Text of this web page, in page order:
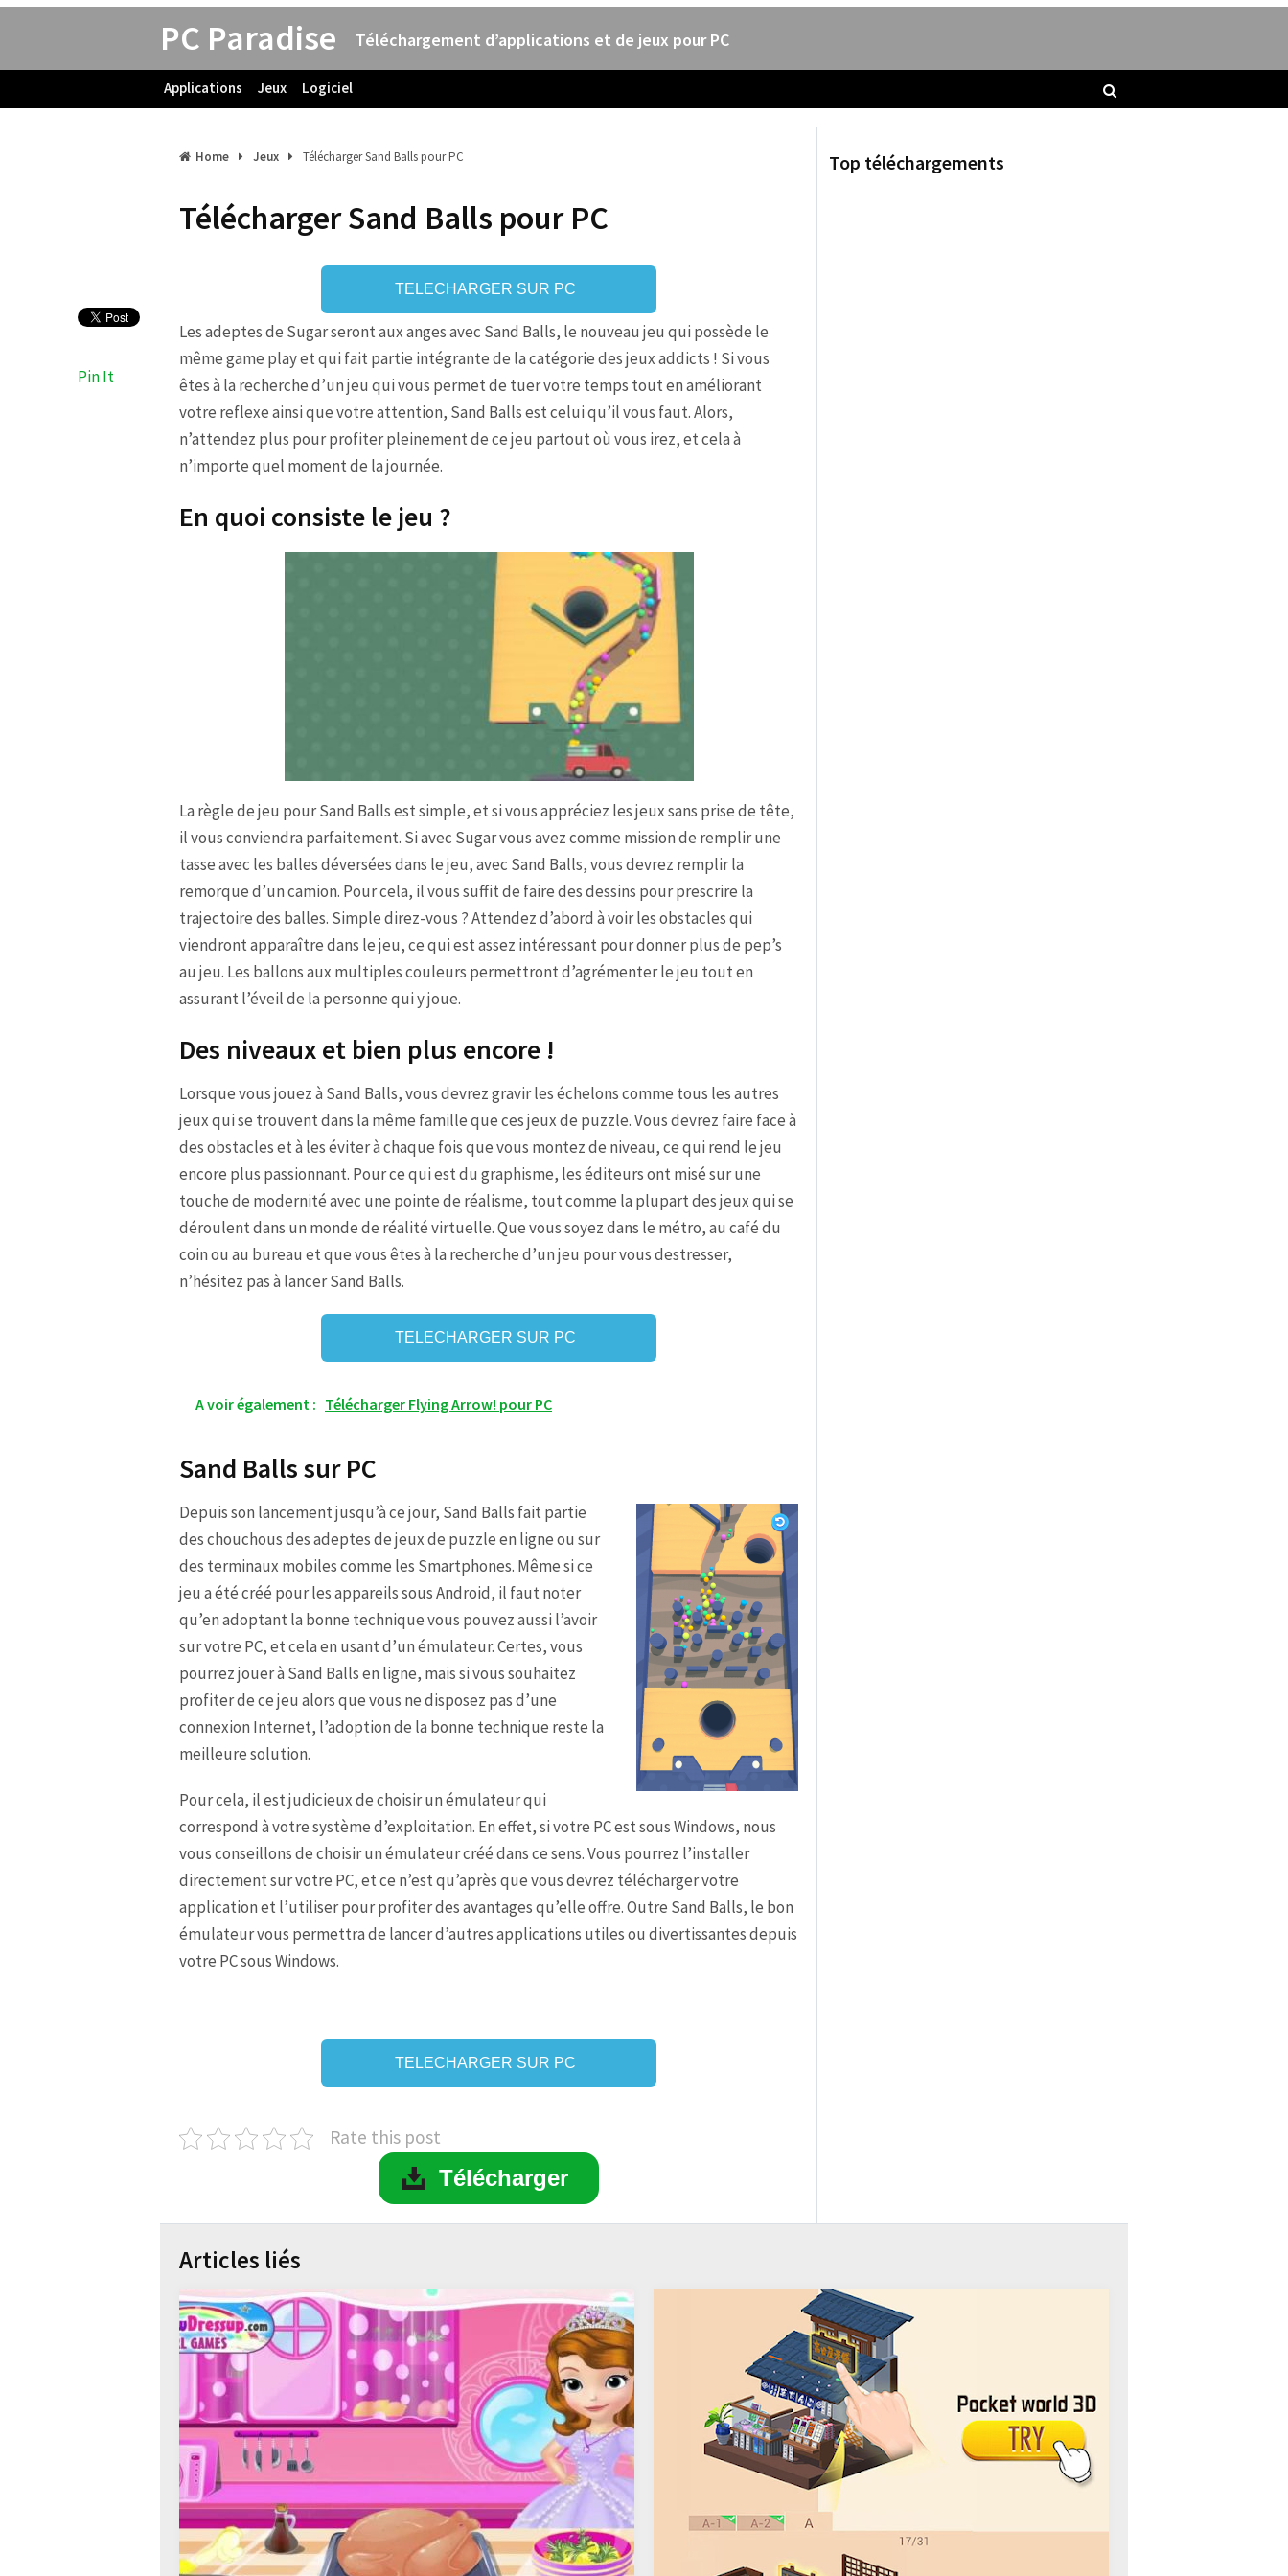
PC Paradise Téléchargement d’applications et de jeux pour PC
Applications Jeux Logiciel
Home Jeux Télécharger Sand Balls pour PC
Télécharger Sand Balls pour PC
TELECHARGER SUR PC
Les adeptes de Sugar seront aux anges avec Sand Balls, le nouveau jeu qui possède le
même game play et qui fait partie intégrante de la catégorie des jeux addicts ! Si vous
êtes à la recherche d’un jeu qui vous permet de tuer votre temps tout en améliorant
votre reflexe ainsi que votre attention, Sand Balls est celui qu’il vous faut. Alors,
n’attendez plus pour profiter pleinement de ce jeu partout où vous irez, et cela à
n’importe quel moment de la journée.
En quoi consiste le jeu ?
La règle de jeu pour Sand Balls est simple, et si vous appréciez les jeux sans prise de tête,
il vous conviendra parfaitement. Si avec Sugar vous avez comme mission de remplir une
tasse avec les balles déversées dans le jeu, avec Sand Balls, vous devrez remplir la
remorque d’un camion. Pour cela, il vous suffit de faire des dessins pour prescrire la
trajectoire des balles. Simple direz-vous ? Attendez d’abord à voir les obstacles qui
viendront apparaître dans le jeu, ce qui est assez intéressant pour donner plus de pep’s
au jeu. Les ballons aux multiples couleurs permettront d’agrémenter le jeu tout en
assurant l’éveil de la personne qui y joue.
Des niveaux et bien plus encore !
Lorsque vous jouez à Sand Balls, vous devrez gravir les échelons comme tous les autres
jeux qui se trouvent dans la même famille que ces jeux de puzzle. Vous devrez faire face à
des obstacles et à les éviter à chaque fois que vous montez de niveau, ce qui rend le jeu
encore plus passionnant. Pour ce qui est du graphisme, les éditeurs ont misé sur une
touche de modernité avec une pointe de réalisme, tout comme la plupart des jeux qui se
déroulent dans un monde de réalité virtuelle. Que vous soyez dans le métro, au café du
coin ou au bureau et que vous êtes à la recherche d’un jeu pour vous destresser,
n’hésitez pas à lancer Sand Balls.
TELECHARGER SUR PC
A voir également : Télécharger Flying Arrow! pour PC
Sand Balls sur PC
Depuis son lancement jusqu’à ce jour, Sand Balls fait partie
des chouchous des adeptes de jeux de puzzle en ligne ou sur
des terminaux mobiles comme les Smartphones. Même si ce
jeu a été créé pour les appareils sous Android, il faut noter
qu’en adoptant la bonne technique vous pouvez aussi l’avoir
sur votre PC, et cela en usant d’un émulateur. Certes, vous
pourrez jouer à Sand Balls en ligne, mais si vous souhaitez
profiter de ce jeu alors que vous ne disposez pas d’une
connexion Internet, l’adoption de la bonne technique reste la
meilleure solution.
Pour cela, il est judicieux de choisir un émulateur qui
correspond à votre système d’exploitation. En effet, si votre PC est sous Windows, nous
vous conseillons de choisir un émulateur créé dans ce sens. Vous pourrez l’installer
directement sur votre PC, et ce n’est qu’après que vous devrez télécharger votre
application et l’utiliser pour profiter des avantages qu’elle offre. Outre Sand Balls, le bon
émulateur vous permettra de lancer d’autres applications utiles ou divertissantes depuis
votre PC sous Windows.
TELECHARGER SUR PC
Rate this post
Télécharger
Pin It
Top téléchargements
Articles liés